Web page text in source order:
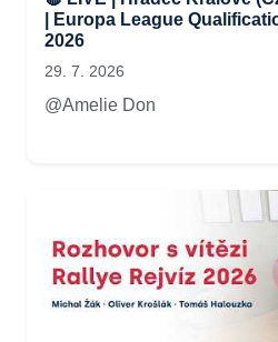
| Europa League
2026
29. 7. 2026
@Amelie Don